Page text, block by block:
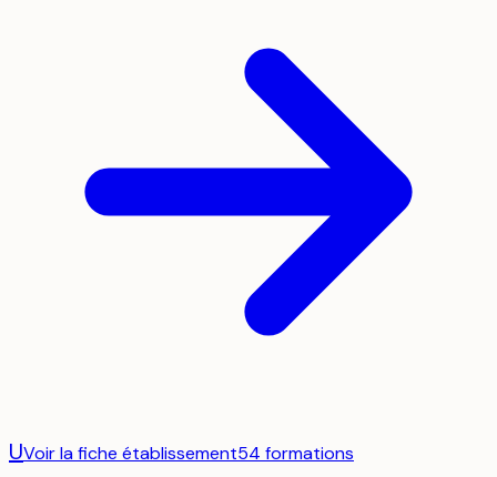
UVoir la fiche établissement54 formations